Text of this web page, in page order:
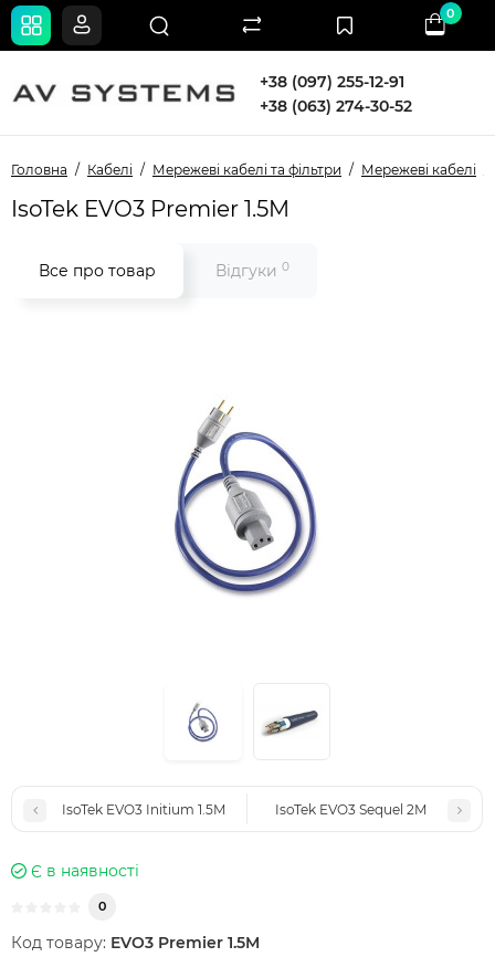
+38 (097) 255-12-91
+38 (063) 274-30-52
0
Головна Кабелі Мережеві кабелі та фільтри Мережеві кабелі
IsoTek EVO3 Premier 1.5M
Все про товар Відгуки 0
IsoTek EVO3 Initium 1.5M IsoTek EVO3 Sequel 2M
Є в наявності
0
Код товару: EVO3 Premier 1.5M